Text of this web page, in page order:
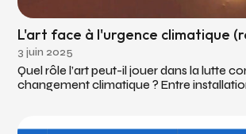
L'art face à l'urgence climatique
3 juin 2025
Quel rôle l’art peut-il jouer dans la lutte
changement climatique ? Entre